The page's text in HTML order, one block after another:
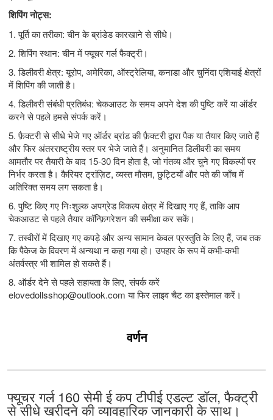
शिपिंग नोट्स:
1. पूर्ति का तरीका: चीन के ब्रांडेड कारखाने से सीधे।
2. शिपिंग स्थान: चीन में फ्यूचर गर्ल फैक्ट्री।
3. डिलीवरी क्षेत्र: यूरोप, अमेरिका, ऑस्ट्रेलिया, कनाडा और चुनिंदा एशियाई क्षेत्रों
में शिपिंग की जाती है।
4. डिलीवरी संबंधी प्रतिबंध: चेकआउट के समय अपने देश की पुष्टि करें या ऑर्डर
करने से पहले हमसे संपर्क करें।
5. फ़ैक्टरी से सीधे भेजे गए ऑर्डर ब्रांड की फ़ैक्टरी द्वारा पैक या तैयार किए जाते हैं
और फिर अंतरराष्ट्रीय स्तर पर भेजे जाते हैं। अनुमानित डिलीवरी का समय
आमतौर पर तैयारी के बाद 15-30 दिन होता है, जो गंतव्य और चुने गए विकल्पों पर
निर्भर करता है। कैरियर ट्रांज़िट, व्यस्त मौसम, छुट्टियाँ और पते की जाँच में
अतिरिक्त समय लग सकता है।
6. पुष्टि किए गए निःशुल्क अपग्रेड विकल्प क्षेत्र में दिखाए गए हैं, ताकि आप
चेकआउट से पहले तैयार कॉन्फ़िगरेशन की समीक्षा कर सकें।
7. तस्वीरों में दिखाए गए कपड़े और अन्य सामान केवल प्रस्तुति के लिए हैं, जब तक
कि पैकेज के विवरण में अन्यथा न कहा गया हो। उपहार के रूप में कभी-कभी
अंतर्वस्त्र भी शामिल हो सकते हैं।
8. ऑर्डर देने से पहले सहायता के लिए, संपर्क करें
elovedollsshop@outlook.comया फिर लाइव चैट का इस्तेमाल करें।
वर्णन
फ्यूचर गर्ल 160 सेमी ई कप टीपीई एडल्ट डॉल, फैक्ट्री
से सीधे खरीदने की व्यावहारिक जानकारी के साथ।